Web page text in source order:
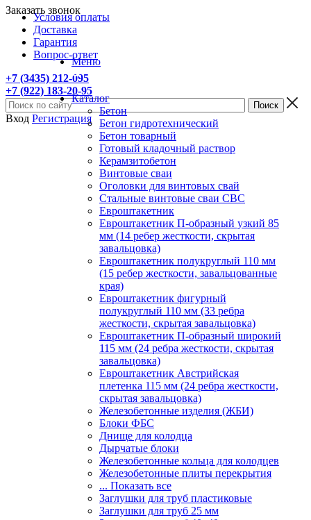
Условия оплаты
Доставка
Гарантия
Вопрос-ответ
+7 (3435) 212-095
+7 (922) 183-20-95
Заказать звонок
Вход Регистрация
Меню
Каталог
Бетон
Бетон гидротехнический
Бетон товарный
Готовый кладочный раствор
Керамзитобетон
Винтовые сваи
Оголовки для винтовых свай
Стальные винтовые сваи СВС
Евроштакетник
Евроштакетник П-образный узкий 85
мм (14 ребер жесткости, скрытая
завальцовка)
Евроштакетник полукруглый 110 мм
(15 ребер жесткости, завальцованные
края)
Евроштакетник фигурный
полукруглый 110 мм (33 ребра
жесткости, скрытая завальцовка)
Евроштакетник П-образный широкий
115 мм (24 ребра жесткости, скрытая
завальцовка)
Евроштакетник Австрийская
плетенка 115 мм (24 ребра жесткости,
скрытая завальцовка)
Железобетонные изделия (ЖБИ)
Блоки ФБС
Днище для колодца
Дырчатые блоки
Железобетонные кольца для колодцев
Железобетонные плиты перекрытия
... Показать все
Заглушки для труб пластиковые
Заглушки для труб 25 мм